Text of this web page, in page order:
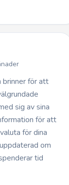
brinner för att
sig av sina
för att
för dina
om
tid